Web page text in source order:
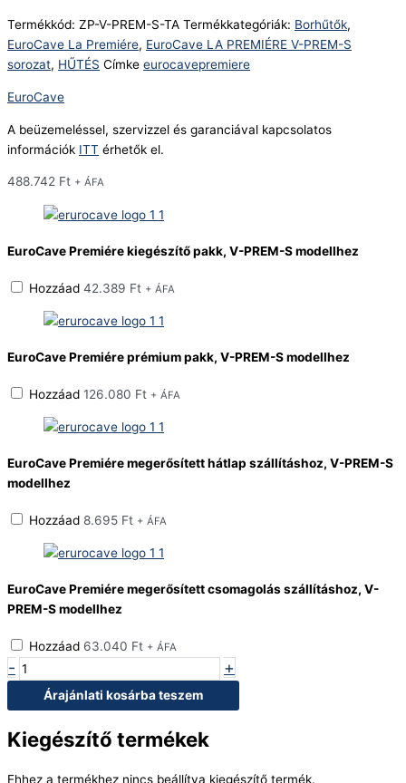
Termékkód: ZP-V-PREM-S-TA Termékkategóriák: Borhűtők,
EuroCave La Premiére, EuroCave LA PREMIÉRE V-PREM-S
sorozat, HŰTÉS Címke eurocavepremiere
EuroCave
A beüzemeléssel, szervizzel és garanciával kapcsolatos
információk ITT érhetők el.
488.742 Ft + ÁFA
EuroCave Premiére kiegészítő pakk, V-PREM-S modellhez
Hozzáad 42.389 Ft + ÁFA
EuroCave Premiére prémium pakk, V-PREM-S modellhez
Hozzáad 126.080 Ft + ÁFA
EuroCave Premiére megerősített hátlap szállításhoz, V-PREM-S
modellhez
Hozzáad 8.695 Ft + ÁFA
EuroCave Premiére megerősített csomagolás szállításhoz, V-
PREM-S modellhez
Hozzáad 63.040 Ft + ÁFA
- +
Árajánlati kosárba teszem
Kiegészítő termékek
Ehhez a termékhez nincs beállítva kiegészítő termék.